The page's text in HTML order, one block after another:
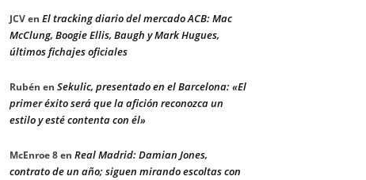
JCVen El tracking diario del mercado ACB: Mac
McClung, Boogie Ellis, Baugh y Mark Hugues,
últimos fichajes oficiales
Rubén en Sekulic, presentado en el Barcelona: «El
primer éxito será que la afición reconozca un
estilo y esté contenta con él»
McEnroe 8en Real Madrid: Damian Jones,
contrato de un año; siguen mirando escoltas con